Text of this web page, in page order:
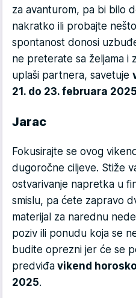
za avanturom, pa bi bilo
nakratko ili probajte
spontanost donosi
ne preterate sa željama i
uplaši partnera, savetuje
21. do 23. februara 2025
Jarac
Fokusirajte se ovog
dugoročne ciljeve. Stiže
ostvarivanje napretka u
smislu, pa ćete zapravo
materijal za narednu
poziv ili ponudu koja se
budite oprezni jer će se
predviđa vikend
2025.